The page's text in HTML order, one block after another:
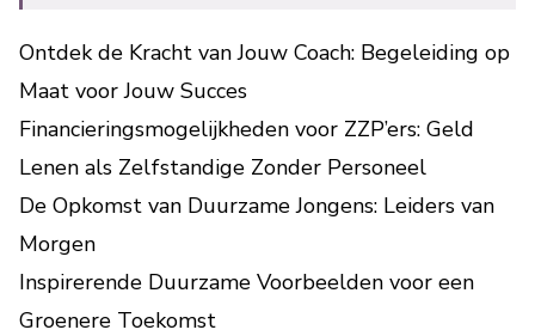
Ontdek de Kracht van Jouw Coach: Begeleiding op
Maat voor Jouw Succes
Financieringsmogelijkheden voor ZZP’ers: Geld
Lenen als Zelfstandige Zonder Personeel
De Opkomst van Duurzame Jongens: Leiders van
Morgen
Inspirerende Duurzame Voorbeelden voor een
Groenere Toekomst